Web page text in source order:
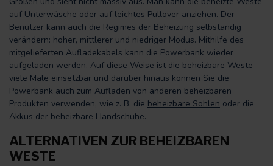
auf Unterwäsche oder auf leichtes Pullover anziehen. Der
Benutzer kann auch die Regimes der Beheizung selbständig
verändern: hoher, mittlerer und niedriger Modus. Mithilfe des
mitgelieferten Aufladekabels kann die Powerbank wieder
aufgeladen werden. Auf diese Weise ist die beheizbare Weste
viele Male einsetzbar und darüber hinaus können Sie die
Powerbank auch zum Aufladen von anderen beheizbaren
Produkten verwenden, wie z. B. die beheizbare Sohlen oder die
Akkus der beheizbare Handschuhe.
ALTERNATIVEN ZUR BEHEIZBAREN
WESTE